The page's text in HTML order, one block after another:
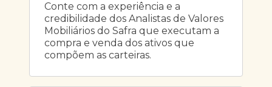
Conte com a experiência e a
credibilidade dos Analistas de Valores
Mobiliários do Safra que executam a
compra e venda dos ativos que
compõem as carteiras.